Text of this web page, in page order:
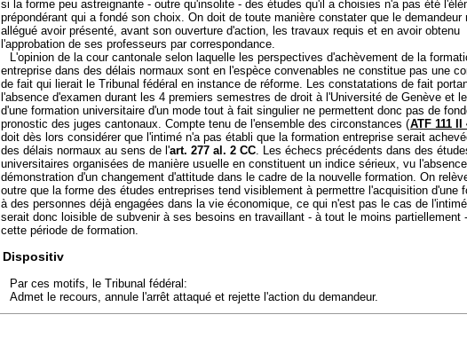
si la forme peu astreignante - outre qu'insolite - des études qu'il a choisies n'a pas été
prépondérant qui a fondé son choix. On doit de toute manière constater que le demandeur
allégué avoir présenté, avant son ouverture d'action, les travaux requis et en avoir obtenu
l'approbation de ses professeurs par correspondance.
L'opinion de la cour cantonale selon laquelle les perspectives d'achèvement de la
entreprise dans des délais normaux sont en l'espèce convenables ne constitue pas une
de fait qui lierait le Tribunal fédéral en instance de réforme. Les constatations de fait
l'absence d'examen durant les 4 premiers semestres de droit à l'Université de Genève et
d'une formation universitaire d'un mode tout à fait singulier ne permettent donc pas de
pronostic des juges cantonaux. Compte tenu de l'ensemble des circonstances (ATF 111 II
doit dès lors considérer que l'intimé n'a pas établi que la formation entreprise serait
des délais normaux au sens de l'art. 277 al. 2 CC. Les échecs précédents dans des
universitaires organisées de manière usuelle en constituent un indice sérieux, vu
démonstration d'un changement d'attitude dans le cadre de la nouvelle formation. On
outre que la forme des études entreprises tend visiblement à permettre l'acquisition d'une
à des personnes déjà engagées dans la vie économique, ce qui n'est pas le cas de
serait donc loisible de subvenir à ses besoins en travaillant - à tout le moins partiellement
cette période de formation.
Dispositiv
Par ces motifs, le Tribunal fédéral:
Admet le recours, annule l'arrêt attaqué et rejette l'action du demandeur.